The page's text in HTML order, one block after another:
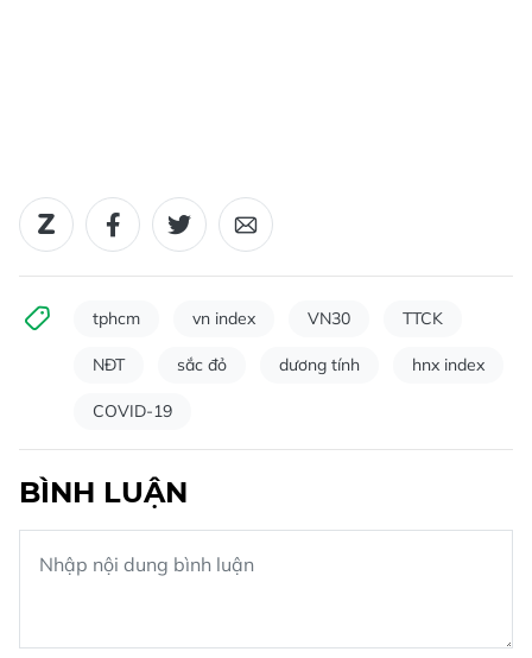
tphcm vn index VN30 TTCK
NĐT sắc đỏ dương tính hnx index
COVID-19
BÌNH LUẬN